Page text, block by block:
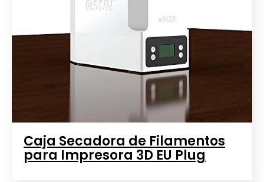
Caja Secadora de Filamentos
para Impresora 3D EU Plug